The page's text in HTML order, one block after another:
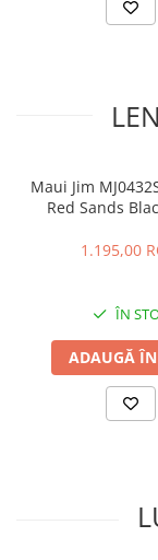
Maui Jim
Red Sands
1.195,00
ÎN
ADAUGĂ ÎN